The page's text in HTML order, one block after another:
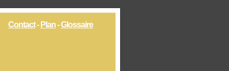
Contact- Plan-Glossaire